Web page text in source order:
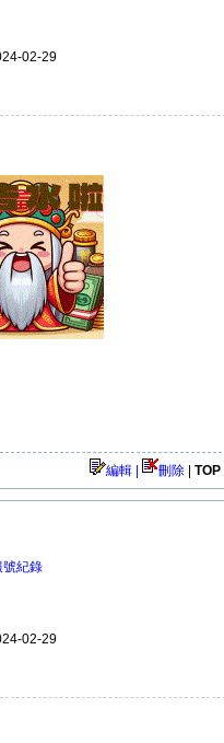
02-29
編輯 | 刪除 TOP
號紀錄
02-29